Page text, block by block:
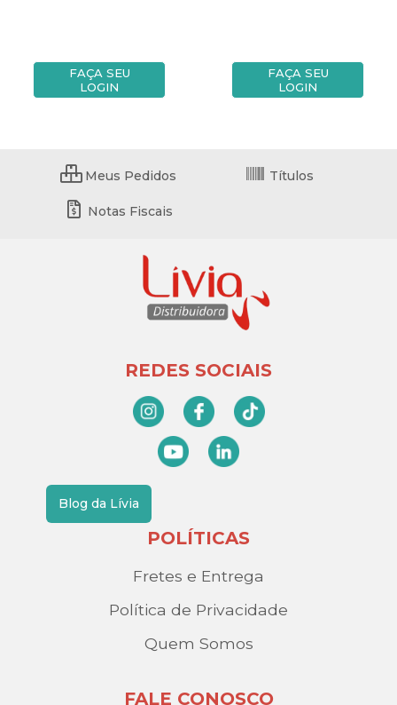
FAÇA SEU
LOGIN
FAÇA SEU
LOGIN
Meus Pedidos Títulos
Notas Fiscais
REDES SOCIAIS
Blog da Lívia
POLÍTICAS
Fretes e Entrega
Política de Privacidade
Quem Somos
FALE CONOSCO